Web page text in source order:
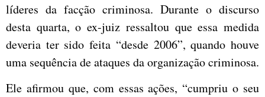
líderes da facção criminosa. Durante o discurso
desta quarta, o ex-juiz ressaltou que essa medida
deveria ter sido feita “desde 2006”, quando houve
uma sequência de ataques da organização criminosa.
Ele afirmou que, com essas ações, “cumpriu o seu